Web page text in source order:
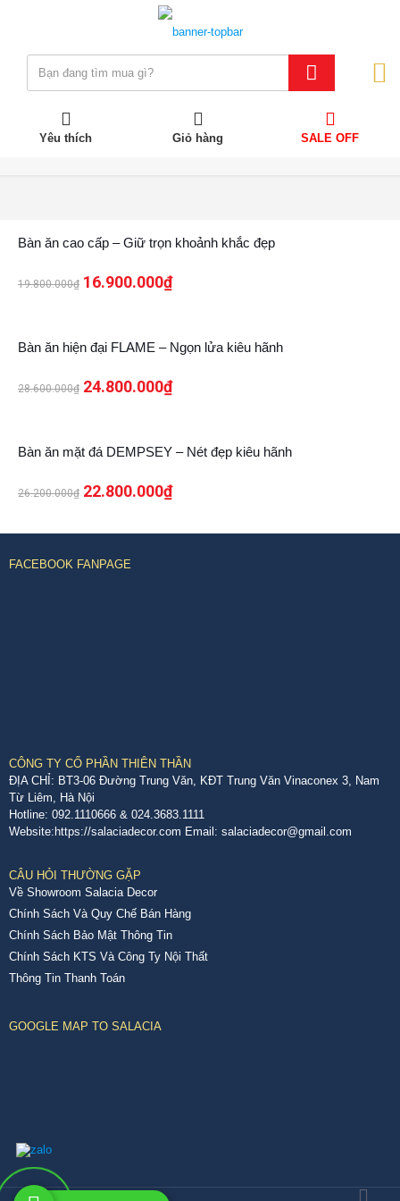
Yêu thích Giỏ hàng SALE OFF
Bàn ăn cao cấp – Giữ trọn khoảnh khắc đẹp
19.800.000₫ 16.900.000₫
Bàn ăn hiện đại FLAME – Ngọn lửa kiêu hãnh
28.600.000₫ 24.800.000₫
Bàn ăn mặt đá DEMPSEY – Nét đẹp kiêu hãnh
26.200.000₫ 22.800.000₫
FACEBOOK FANPAGE
CÔNG TY CỔ PHẦN THIÊN THẦN
ĐỊA CHỈ: BT3-06 Đường Trung Văn, KĐT Trung Văn Vinaconex 3, Nam
Từ Liêm, Hà Nội
Hotline: 092.1110666 & 024.3683.1111
Website:https://salaciadecor.com Email: salaciadecor@gmail.com
CÂU HỎI THƯỜNG GẶP
Về Showroom Salacia Decor
Chính Sách Và Quy Chế Bán Hàng
Chính Sách Bảo Mật Thông Tin
Chính Sách KTS Và Công Ty Nội Thất
Thông Tin Thanh Toán
GOOGLE MAP TO SALACIA